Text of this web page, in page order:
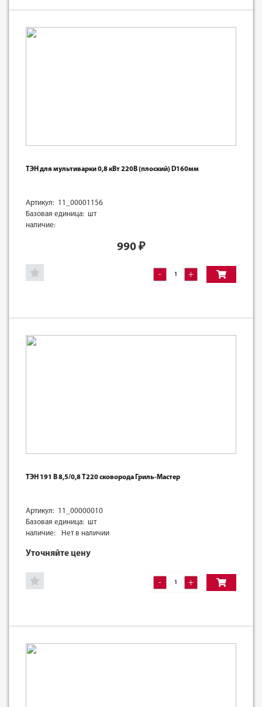
ТЭН для мультиварки 0,8 кВт 220В (плоский) D160мм
Артикул: 11_00001156
Базовая единица: шт
наличие:
990 ₽
- +
ТЭН 191 В 8,5/0,8 Т220 сковорода Гриль-Мастер
Артикул: 11_00000010
Базовая единица: шт
наличие:
Нет в наличии
Уточняйте цену
- +